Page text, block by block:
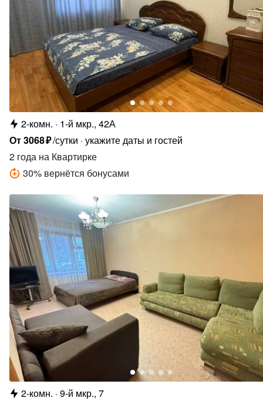
2-комн.
1-й мкр., 42А
От3068₽/сутки укажите даты и гостей
2 года на Квартирке
30% вернётся бонусами
2-комн. 9-й мкр., 7